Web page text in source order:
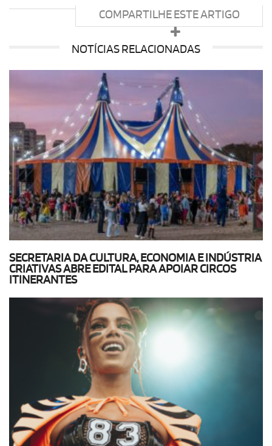
COMPARTILHE ESTE ARTIGO
NOTÍCIAS RELACIONADAS
SECRETARIA DA CULTURA, ECONOMIA E INDÚSTRIA
CRIATIVAS ABRE EDITAL PARA APOIAR CIRCOS
ITINERANTES